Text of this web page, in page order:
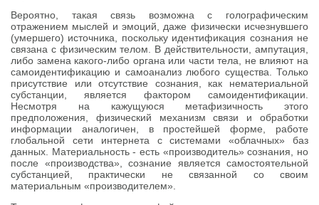
Вероятно, такая связь возможна с голографическим
отражением мыслей и эмоций, даже физически исчезнувшего
(умершего) источника, поскольку идентификация сознания не
связана с физическим телом. В действительности, ампутация,
либо замена какого-либо органа или части тела, не влияют на
самоидентификацию и самоанализ любого существа. Только
присутствие или отсутствие сознания, как нематериальной
субстанции, является фактором самоидентификации.
Несмотря на кажущуюся метафизичность этого
предположения, физический механизм связи и обработки
информации аналогичен, в простейшей форме, работе
глобальной сети интернета с системами «облачных» баз
данных. Материальность - есть «производитель» сознания, но
после «производства», сознание является самостоятельной
субстанцией, практически не связанной со своим
материальным «производителем».